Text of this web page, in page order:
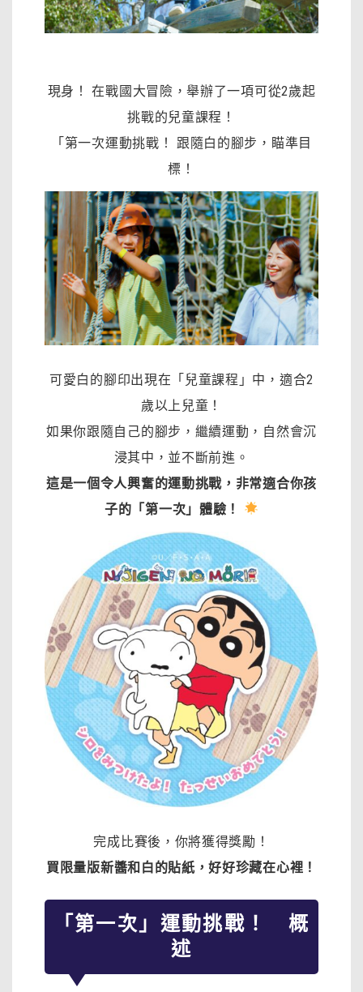
現身！ 在戰國大冒險，舉辦了一項可從2歲起
挑戰的兒童課程！
「第一次運動挑戰！ 跟隨白的腳步，瞄準目
標！
可愛白的腳印出現在「兒童課程」中，適合2
歲以上兒童！
如果你跟隨自己的腳步，繼續運動，自然會沉
浸其中，並不斷前進。
這是一個令人興奮的運動挑戰，非常適合你孩
子的「第一次」體驗！
完成比賽後，你將獲得獎勵！
買限量版新醬和白的貼紙，好好珍藏在心裡！
「第一次」運動挑戰！ 概
述